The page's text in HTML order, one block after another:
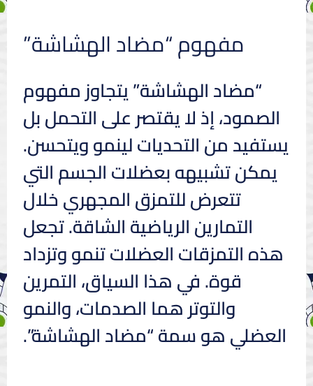
مفهوم “مضاد الهشاشة”
“مضاد الهشاشة” يتجاوز مفهوم
الصمود، إذ لا يقتصر على التحمل بل
يستفيد من التحديات لينمو ويتحسن.
يمكن تشبيهه بعضلات الجسم التي
تتعرض للتمزق المجهري خلال
التمارين الرياضية الشاقة. تجعل
هذه التمزقات العضلات تنمو وتزداد
قوة. في هذا السياق، التمرين
والتوتر هما الصدمات، والنمو
العضلي هو سمة “مضاد الهشاشة”.